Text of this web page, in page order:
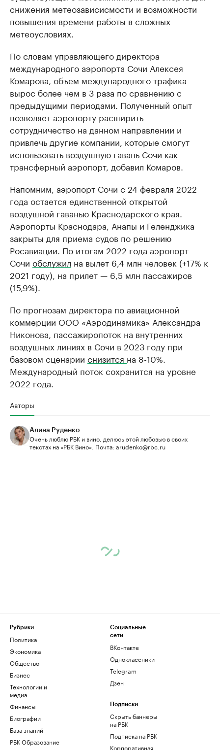
снижения метеозависисмости и возможности
повышения времени работы в сложных
метеоусловиях.
По словам управляющего директора
международного аэропорта Сочи Алексея
Комарова, объем международного трафика
вырос более чем в 3 раза по сравнению с
предыдущими периодами. Полученный опыт
позволяет аэропорту расширить
сотрудничество на данном направлении и
привлечь другие компании, которые смогут
использовать воздушную гавань Сочи как
трансферный аэропорт, добавил Комаров.
Напомним, аэропорт Сочи с 24 февраля 2022
года остается единственной открытой
воздушной гаванью Краснодарского края.
Аэропорты Краснодара, Анапы и Геленджика
закрыты для приема судов по решению
Росавиации. По итогам 2022 года аэропорт
Сочи обслужил на вылет 6,4 млн человек (+17% к
2021 году), на прилет — 6,5 млн пассажиров
(15,9%).
По прогнозам директора по авиационной
коммерции ООО «Аэродинамика» Александра
Никонова, пассажиропоток на внутренних
воздушных линиях в Сочи в 2023 году при
базовом сценарии снизится на 8-10%.
Международный поток сохранится на уровне
2022 года.
Авторы
Алина Руденко
Очень люблю РБК и вино, делюсь этой любовью в своих
текстах на «РБК Вино». Почта: arudenko@rbc.ru
Рубрики
Политика
Экономика
Общество
Бизнес
Технологии и
медиа
Финансы
Биографии
База знаний
РБК Образование
Социальные
сети
ВКонтакте
Одноклассники
Telegram
Дзен
Подписки
Скрыть баннеры
на РБК
Подписка на РБК
Корпоративная